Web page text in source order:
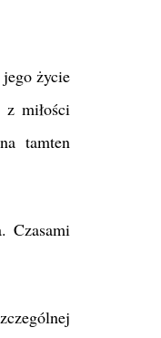
życie
miłości
tamten
Czasami